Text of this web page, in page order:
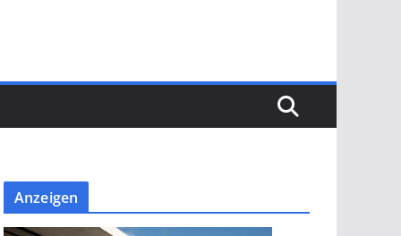
Anzeigen